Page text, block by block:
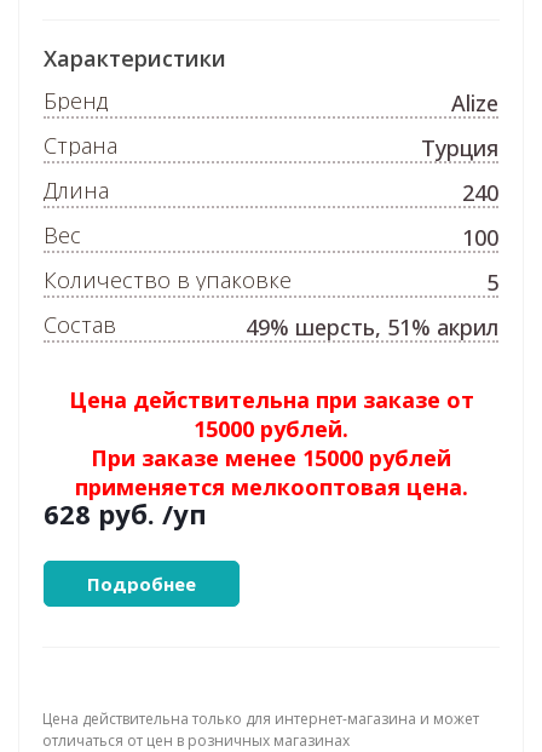
Цена действительна при заказе от
15000 рублей.
При заказе менее 15000 рублей
применяется мелкооптовая цена.
628 руб. /уп
Подробнее
Характеристики
Бренд
Alize
Страна
Турция
Длина
240
Вес
100
Количество в упаковке
5
Состав
49% шерсть, 51% акрил
Цена действительна только для интернет-магазина и может
отличаться от цен в розничных магазинах